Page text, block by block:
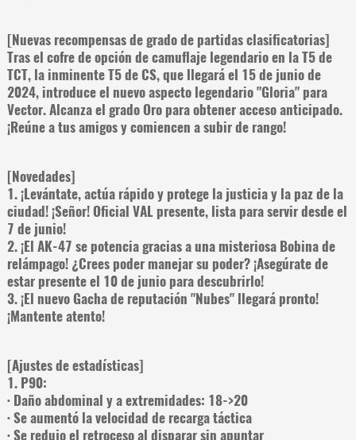
[Nuevas recompensas de grado de partidas clasificatorias]
Tras el cofre de opción de camuflaje legendario en la T5 de
TCT, la inminente T5 de CS, que llegará el 15 de junio de
2024, introduce el nuevo aspecto legendario "Gloria" para
Vector. Alcanza el grado Oro para obtener acceso anticipado.
¡Reúne a tus amigos y comiencen a subir de rango!
[Novedades]
1. ¡Levántate, actúa rápido y protege la justicia y la paz de la
ciudad! ¡Señor! Oficial VAL presente, lista para servir desde el
7 de junio!
2. ¡El AK-47 se potencia gracias a una misteriosa Bobina de
relámpago! ¿Crees poder manejar su poder? ¡Asegúrate de
estar presente el 10 de junio para descubrirlo!
3. ¡El nuevo Gacha de reputación "Nubes" llegará pronto!
¡Mantente atento!
[Ajustes de estadísticas]
1. P90:
· Daño abdominal y a extremidades: 18->20
· Se aumentó la velocidad de recarga táctica
· Se redujo el retroceso al disparar sin apuntar